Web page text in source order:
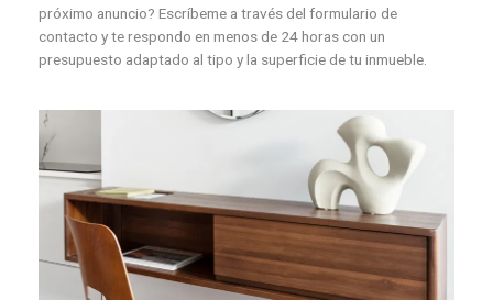
próximo anuncio? Escríbeme a través del formulario de
contacto y te respondo en menos de 24 horas con un
presupuesto adaptado al tipo y la superficie de tu inmueble.